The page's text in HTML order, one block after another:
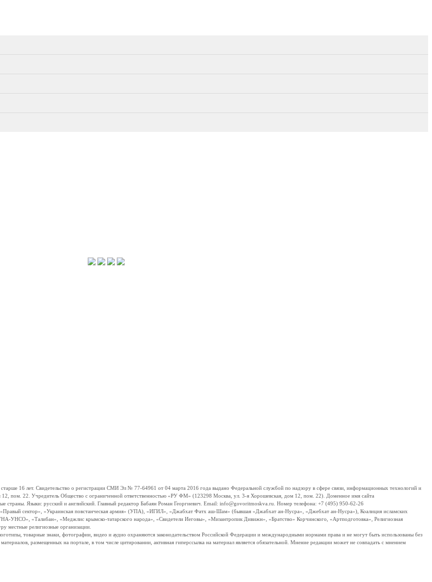
16 лет. Свидетельство о регистрации СМИ Эл № 77-64961 от 04 марта 2016 года выдано Федеральной службой по надзору в сфере связи, информационных технологий и
пом. 22. Учредитель Общество с ограниченной ответственностью «РУ ФМ» (123298 Москва, ул. 3-я Хорошевская, дом 12, пом. 22). Доменное имя сайта
страны. Языки: русский и английский. Главный редактор Бабаян Роман Георгиевич. Email: info@govoritmoskva.ru. Номер телефона: +7 (495) 950-62-26
«Правый сектор», «Украинская повстанческая армия» (УПА), «ИГИЛ», «Джабхат Фатх аш-Шам» (бывшая «Джабхат ан-Нусра», «Джебхат ан-Нусра»), Коалиция исламских
УНСО», «Талибан», «Меджлис крымско-татарского народа», «Свидетели Иеговы», «Мизантропик Дивижн», «Братство» Корчинского, «Артподготовка», Религиозная
местные религиозные организации.
товарные знаки, фотографии, видео и аудио охраняются законодательством Российской Федерации и международными нормами права и не могут быть использованы без
размещенных на портале, в том числе цитировании, активная гиперссылка на материал является обязательной. Мнение редакции может не совпадать с мнением